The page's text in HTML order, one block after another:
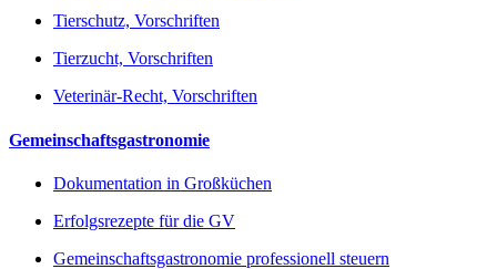
Tierschutz, Vorschriften
Tierzucht, Vorschriften
Veterinär-Recht, Vorschriften
Gemeinschaftsgastronomie
Dokumentation in Großküchen
Erfolgsrezepte für die GV
Gemeinschaftsgastronomie professionell steuern